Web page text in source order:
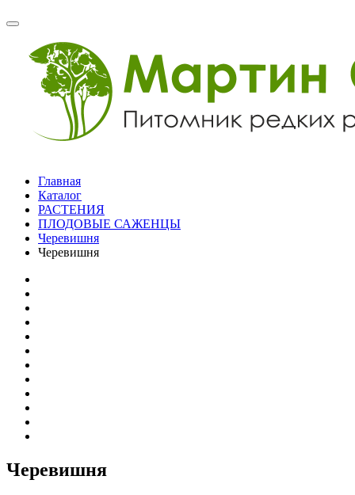
Главная
Каталог
РАСТЕНИЯ
ПЛОДОВЫЕ САЖЕНЦЫ
Черевишня
Черевишня
Черевишня